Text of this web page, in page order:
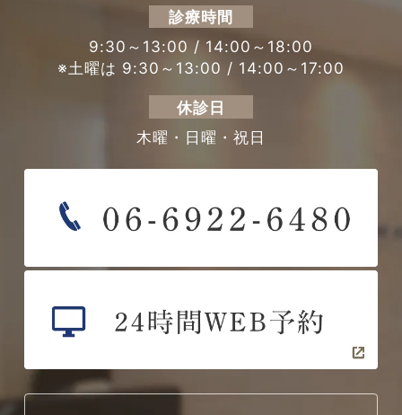
診療時間
9:30～13:00 / 14:00～18:00
※土曜は 9:30～13:00 / 14:00～17:00
休診日
木曜・日曜・祝日